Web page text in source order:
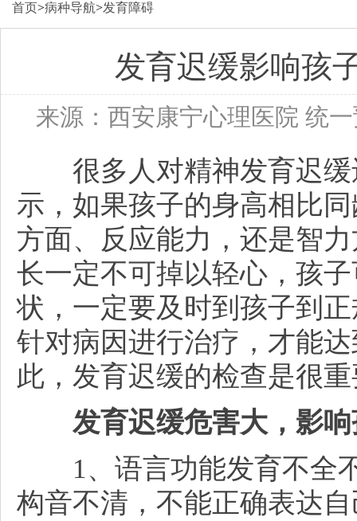
首页>病种导航>发育障碍
发育迟缓影响孩
来源：西安康宁心理医院 统
很多人对精神发育迟缓
示，如果孩子的身高相比
方面、反应能力，还是智
长一定不可掉以轻心，孩
状，一定要及时到孩子到
针对病因进行治疗，才能
此，发育迟缓的检查是很
发育迟缓危害大，影响
1、语言功能发育不全
构音不清，不能正确表达